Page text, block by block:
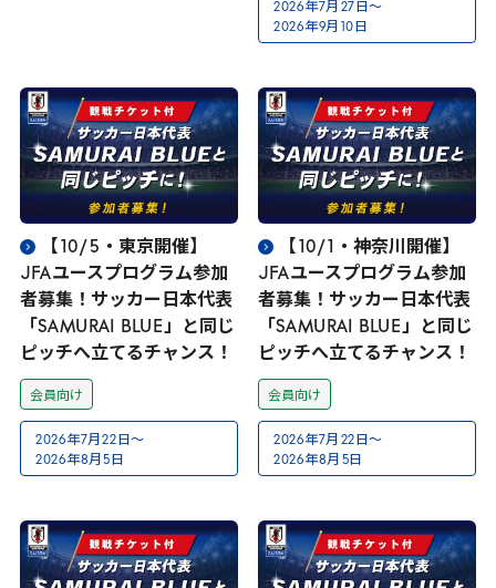
2026年7月 27 日～
2026年9月 10 日
【 10/ 5 ・東京開催】
JFAユースプログラム参加
者募集！サッカー日本代表
「 SAMURAI BLUE」と同じ
ピッチへ立てるチャンス！
会員向け
2026年7月 22 日～
2026年8月 5 日
【 10/ 1 ・神奈川開催】
JFAユースプログラム参加
者募集！サッカー日本代表
「 SAMURAI BLUE」と同じ
ピッチへ立てるチャンス！
会員向け
2026年7月 22 日～
2026年8月 5 日